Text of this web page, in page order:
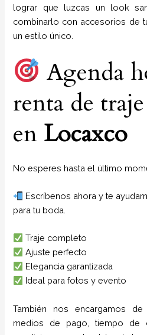
lograr que luzcas un look
combinarlo con accesorios de
un estilo único.
Agenda
renta de
en Locaxco
No esperes hasta el último
Escríbenos ahora y te
para tu boda.
Traje completo
Ajuste perfecto
Elegancia garantizada
Ideal para fotos y evento
También nos encargamos
medios de pago, tiempo de